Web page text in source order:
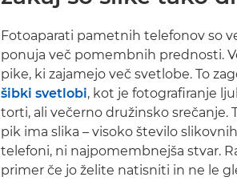
Fotoaparati pametnih telefonov so
ponuja več pomembnih prednosti.
pike, ki zajamejo več svetlobe. To
šibki svetlobi, kot je fotografiranje
torti, ali večerno družinsko srečanje.
pik ima slika – visoko število
telefoni, ni najpomembnejša stvar.
primer če jo želite natisniti in ne le